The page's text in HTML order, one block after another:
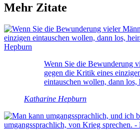
Mehr Zitate
Wenn Sie die Bewunderung
gegen die Kritik eines
eintauschen wollen, dann los,
Katharine Hepburn